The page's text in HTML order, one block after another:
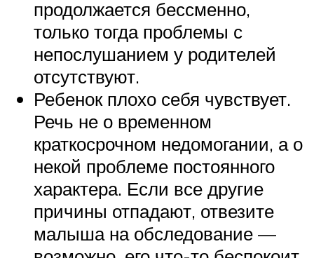
продолжается бессменно,
только тогда проблемы с
непослушанием у родителей
отсутствуют.
Ребенок плохо себя чувствует.
Речь не о временном
краткосрочном недомогании, а о
некой проблеме постоянного
характера. Если все другие
причины отпадают, отвезите
малыша на обследование —